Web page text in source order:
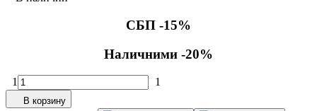
СБП -15%
Наличними -20%
1 1
В корзину